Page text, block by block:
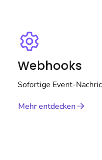
Webhooks
Sofortige Event-
Mehr entdecken